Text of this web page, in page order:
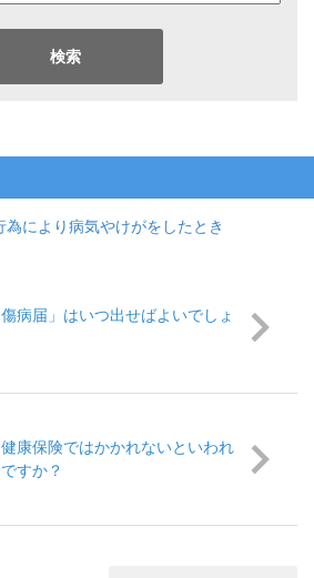
検索
為により病気やけがをしたとき
病届」はいつ出せばよいでしょ
康保険ではかかれないといわれ
すか？